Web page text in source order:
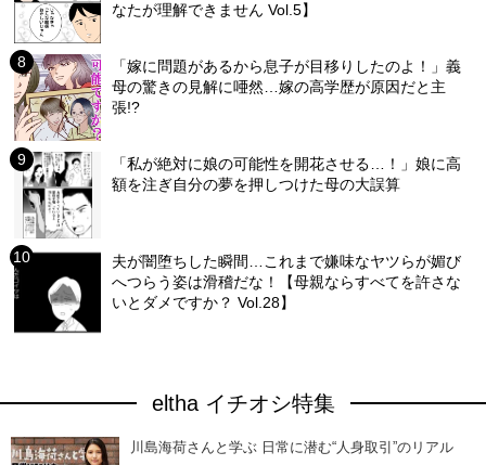
なたが理解できません Vol.5】
「嫁に問題があるから息子が目移りしたのよ！」義
母の驚きの見解に唖然…嫁の高学歴が原因だと主
張!?
「私が絶対に娘の可能性を開花させる…！」娘に高
額を注ぎ自分の夢を押しつけた母の大誤算
夫が闇堕ちした瞬間…これまで嫌味なヤツらが媚び
へつらう姿は滑稽だな！【母親ならすべてを許さな
いとダメですか？ Vol.28】
eltha イチオシ特集
川島海荷さんと学ぶ 日常に潜む“人身取引”のリアル